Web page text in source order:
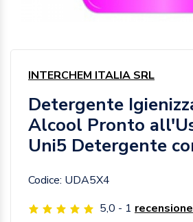
INTERCHEM ITALIA SRL
Detergente
Alcool Pronto
Uni5 Detergente
Codice: UDA5X4
5,0 - 1 recensione